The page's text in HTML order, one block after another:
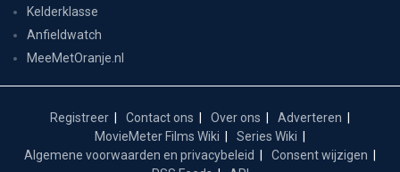
Kelderklasse
Anfieldwatch
MeeMetOranje.nl
Registreer Contact ons Over ons
Adverteren
MovieMeter Films Wiki
Series Wiki
Algemene voorwaarden en privacybeleid
Consent wijzigen